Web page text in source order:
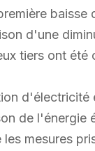
d'une
tiers ont été
de l'énergie
mesures